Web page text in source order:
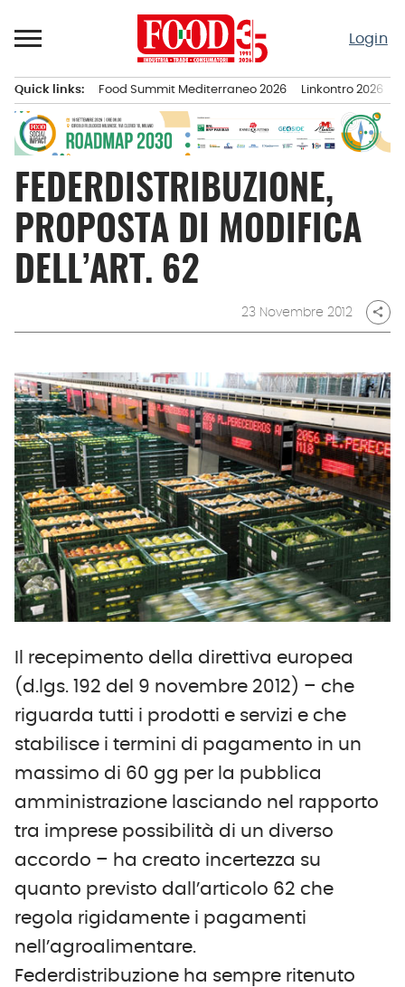
al
Login
principale
Quick links: Food Summit Mediterraneo 2026 Linkontro 2026
FEDERDISTRIBUZIONE,
PROPOSTA DI MODIFICA
DELL’ART. 62
23 Novembre 2012 share
Il recepimento della direttiva europea
(d.lgs. 192 del 9 novembre 2012) – che
riguarda tutti i prodotti e servizi e che
stabilisce i termini di pagamento in un
massimo di 60 gg per la pubblica
amministrazione lasciando nel rapporto
tra imprese possibilità di un diverso
accordo – ha creato incertezza su
quanto previsto dall’articolo 62 che
regola rigidamente i pagamenti
nell’agroalimentare.
Federdistribuzione ha sempre ritenuto